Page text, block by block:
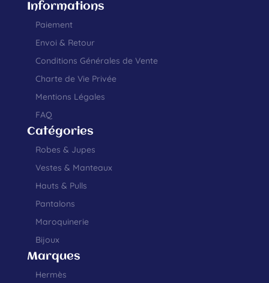
Informations
Paiement
Envoi & Retour
Conditions Générales de Vente
Charte de Vie Privée
Mentions Légales
FAQ
Catégories
Robes & Jupes
Vestes & Manteaux
Hauts & Pulls
Pantalons
Maroquinerie
Bijoux
Marques
Hermès